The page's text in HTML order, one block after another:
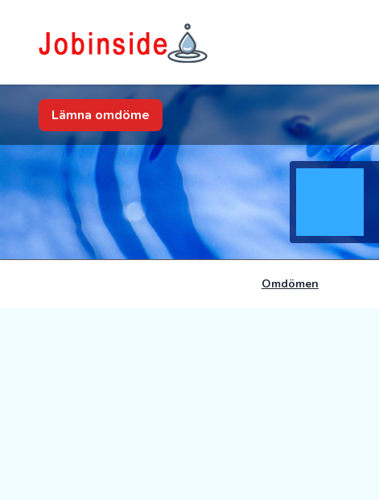
Lämna omdöme
Omdömen